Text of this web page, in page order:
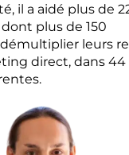
il a aidé plus de
plus de 150
leurs
direct, dans 44